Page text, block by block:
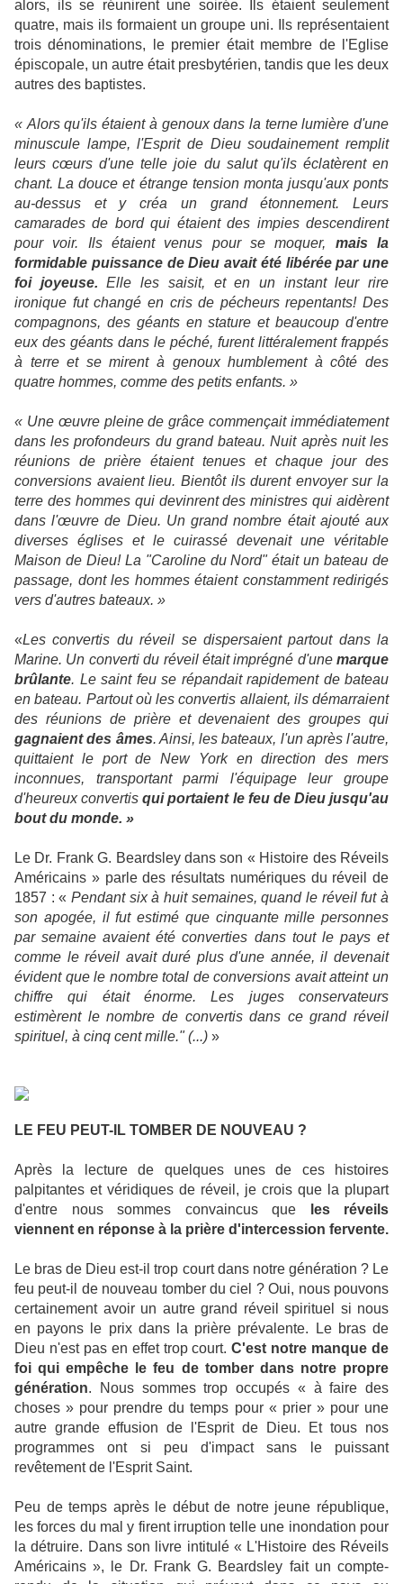
alors, ils se réunirent une soirée. Ils étaient seulement
quatre, mais ils formaient un groupe uni. Ils représentaient
trois dénominations, le premier était membre de l'Eglise
épiscopale, un autre était presbytérien, tandis que les deux
autres des baptistes.
« Alors qu'ils étaient à genoux dans la terne lumière d'une
minuscule lampe, l'Esprit de Dieu soudainement remplit
leurs cœurs d'une telle joie du salut qu'ils éclatèrent en
chant. La douce et étrange tension monta jusqu'aux ponts
au-dessus et y créa un grand étonnement. Leurs
camarades de bord qui étaient des impies descendirent
pour voir. Ils étaient venus pour se moquer, mais la
formidable puissance de Dieu avait été libérée par une
foi joyeuse. Elle les saisit, et en un instant leur rire
ironique fut changé en cris de pécheurs repentants! Des
compagnons, des géants en stature et beaucoup d'entre
eux des géants dans le péché, furent littéralement frappés
à terre et se mirent à genoux humblement à côté des
quatre hommes, comme des petits enfants. »
« Une œuvre pleine de grâce commençait immédiatement
dans les profondeurs du grand bateau. Nuit après nuit les
réunions de prière étaient tenues et chaque jour des
conversions avaient lieu. Bientôt ils durent envoyer sur la
terre des hommes qui devinrent des ministres qui aidèrent
dans l'œuvre de Dieu. Un grand nombre était ajouté aux
diverses églises et le cuirassé devenait une véritable
Maison de Dieu! La "Caroline du Nord" était un bateau de
passage, dont les hommes étaient constamment redirigés
vers d'autres bateaux. »
«Les convertis du réveil se dispersaient partout dans la
Marine. Un converti du réveil était imprégné d'une marque
brûlante. Le saint feu se répandait rapidement de bateau
en bateau. Partout où les convertis allaient, ils démarraient
des réunions de prière et devenaient des groupes qui
gagnaient des âmes. Ainsi, les bateaux, l'un après l'autre,
quittaient le port de New York en direction des mers
inconnues, transportant parmi l'équipage leur groupe
d'heureux convertisqui portaient le feu de Dieu jusqu'au
bout du monde. »
Le Dr. Frank G. Beardsley dans son « Histoire des Réveils
Américains » parle des résultats numériques du réveil de
1857 : « Pendant six à huit semaines, quand le réveil fut à
son apogée, il fut estimé que cinquante mille personnes
par semaine avaient été converties dans tout le pays et
comme le réveil avait duré plus d'une année, il devenait
évident que le nombre total de conversions avait atteint un
chiffre qui était énorme. Les juges conservateurs
estimèrent le nombre de convertis dans ce grand réveil
spirituel, à cinq cent mille." (...) »
LE FEU PEUT-IL TOMBER DE NOUVEAU ?
Après la lecture de quelques unes de ces histoires
palpitantes et véridiques de réveil, je crois que la plupart
d'entre nous sommes convaincus que
les réveils
viennent en réponse à la prière d'intercession fervente.
Le bras de Dieu est-il trop court dans notre génération ? Le
feu peut-il de nouveau tomber du ciel ? Oui, nous pouvons
certainement avoir un autre grand réveil spirituel si nous
en payons le prix dans la prière prévalente. Le bras de
Dieu n'est pas en effet trop court.C'est notre manque de
foi qui empêche le feu de tomber dans notre propre
génération. Nous sommes trop occupés « à faire des
choses » pour prendre du temps pour « prier » pour une
autre grande effusion de l'Esprit de Dieu. Et tous nos
programmes ont si peu d'impact sans le puissant
revêtement de l'Esprit Saint.
Peu de temps après le début de notre jeune république,
les forces du mal y firent irruption telle une inondation pour
la détruire. Dans son livre intitulé « L'Histoire des Réveils
Américains », le Dr. Frank G. Beardsley fait un compte-